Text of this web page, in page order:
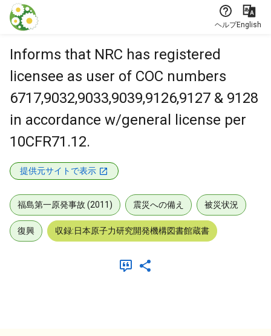
本文に飛ぶ
ヘルプEnglish
Informs that NRC has registered
licensee as user of COC numbers
6717,9032,9033,9039,9126,9127 & 9128
in accordance w/general license per
10CFR71.12.
提供元サイトで表示
福島第一原発事故 (2011) 震災への備え 被災状況
復興 収録:日本原子力研究開発機構図書館蔵書